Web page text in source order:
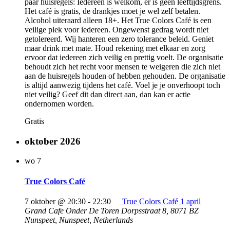
paar huisregels: Iedereen is welkom, er is geen leeftijdsgrens.
Het café is gratis, de drankjes moet je wel zelf betalen.
Alcohol uiteraard alleen 18+. Het True Colors Café is een
veilige plek voor iedereen. Ongewenst gedrag wordt niet
getolereerd. Wij hanteren een zero tolerance beleid. Geniet
maar drink met mate. Houd rekening met elkaar en zorg
ervoor dat iedereen zich veilig en prettig voelt. De organisatie
behoudt zich het recht voor mensen te weigeren die zich niet
aan de huisregels houden of hebben gehouden. De organisatie
is altijd aanwezig tijdens het café. Voel je je onverhoopt toch
niet veilig? Geef dit dan direct aan, dan kan er actie
ondernomen worden.
Gratis
oktober 2026
wo 7
True Colors Café
7 oktober @ 20:30 - 22:30
True Colors Café 1 april
Grand Cafe Onder De Toren Dorpsstraat 8, 8071 BZ
Nunspeet, Nunspeet, Netherlands